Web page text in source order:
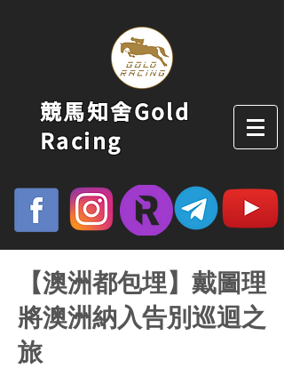
競馬知舍Gold
Racing
【澳洲都包埋】戴圖理
將澳洲納入告別巡迴之
旅